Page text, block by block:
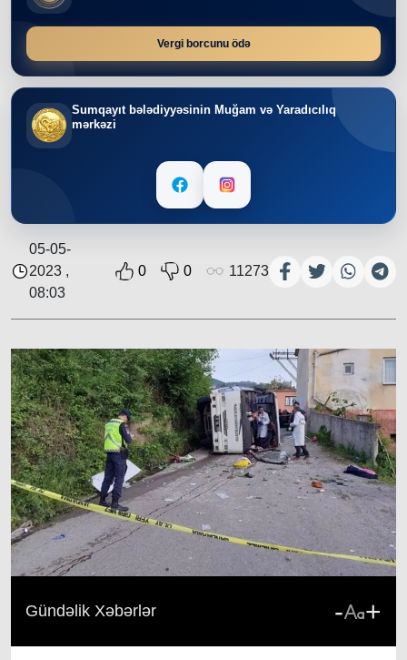
Vergi borcunu ödə
Sumqayıt bələdiyyəsinin Muğam və Yaradıcılıq
mərkəzi
05-05-
2023 ,
08:03
0 0 11273
Gündəlik Xəbərlər - +